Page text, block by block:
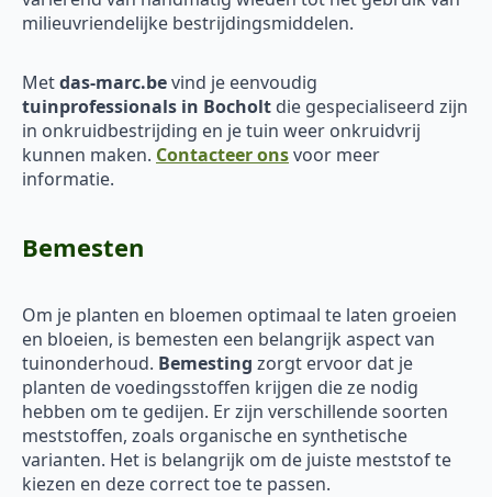
milieuvriendelijke bestrijdingsmiddelen.
Metdas-marc.bevind je eenvoudig
tuinprofessionals in Bocholt die gespecialiseerd zijn
in onkruidbestrijding en je tuin weer onkruidvrij
kunnen maken. Contacteer onsvoor meer
informatie.
Bemesten
Om je planten en bloemen optimaal te laten groeien
en bloeien, is bemesten een belangrijk aspect van
tuinonderhoud. Bemesting zorgt ervoor dat je
planten de voedingsstoffen krijgen die ze nodig
hebben om te gedijen. Er zijn verschillende soorten
meststoffen, zoals organische en synthetische
varianten. Het is belangrijk om de juiste meststof te
kiezen en deze correct toe te passen.